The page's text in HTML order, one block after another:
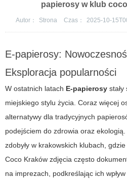
papierosy w klub
Autor： Strona Czas： 2025-10-
E-papierosy:
Eksploracja popularności
W ostatnich latach E-papierosy
miejskiego stylu życia. Coraz więcej
alternatywy dla tradycyjnych
podejściem do zdrowia oraz
zdobyły w krakowskich klubach,
Coco Kraków zdjęcia często
na imprezach, podkreślając ich